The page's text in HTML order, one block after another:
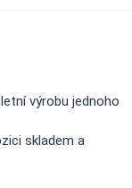
výrobu jednoho
skladem a